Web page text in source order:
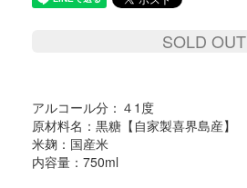
SOLD OUT
アルコール分：４1度
原材料名：黒糖【自家製喜界島産】
米麹：国産米
内容量：750ml